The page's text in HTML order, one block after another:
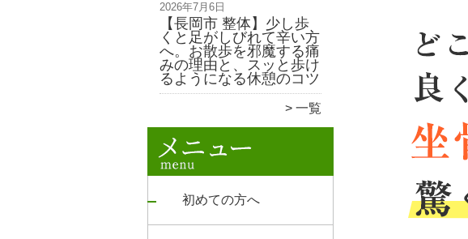
2026年7月6日
【長岡市 整体】少し歩
くと足がしびれて辛い方
へ。お散歩を邪魔する痛
みの理由と、スッと歩け
るようになる休憩のコツ
一覧
初めての方へ